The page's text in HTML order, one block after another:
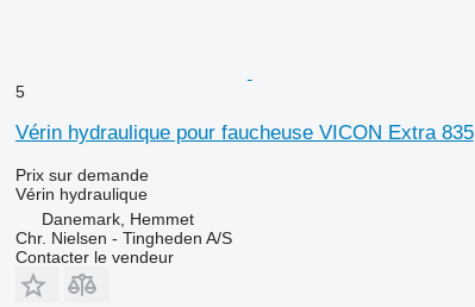
5
Vérin hydraulique pour faucheuse VICON Extra 835
Prix sur demande
Vérin hydraulique
Danemark, Hemmet
Chr. Nielsen - Tingheden A/S
Contacter le vendeur